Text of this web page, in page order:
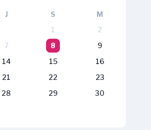
J S
M
1
2
7 8
9
14 15
16
21 22
23
28 29
30